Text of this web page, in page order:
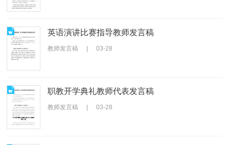
英语演讲比赛指导教师发言稿
教师发言稿 03-28
职教开学典礼教师代表发言稿
教师发言稿 03-28